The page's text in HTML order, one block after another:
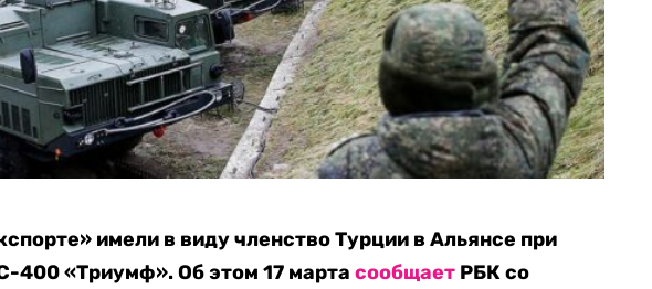
имели в виду членство Турции в Альянсе при
400 «Триумф». Об этом 17 мартасообщает РБК со